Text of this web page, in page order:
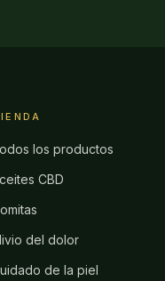
los productos
CBD
del dolor
de la piel